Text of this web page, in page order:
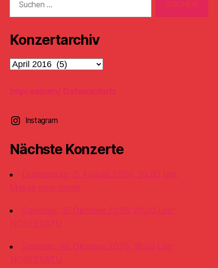
nach:
Konzertarchiv
Konzertarchiv
Impressum/ Datenschutz
Instagram
Nächste Konzerte
Donnerstag, 6. August 2026, 20.00 Uhr:
Messe pour orgue
Samstag, 17. Oktober 2026, 20.00 Uhr:
NOSFERATU
Sonntag, 18. Oktober 2026, 18.00 Uhr:
NOSFERATU